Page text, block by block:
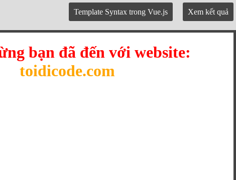
Xem kết quả
Template Syntax trong Vue.js